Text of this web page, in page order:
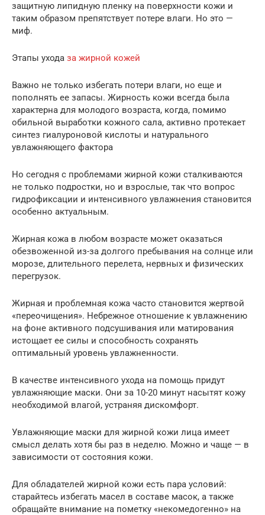
защитную липидную пленку на поверхности кожи и
таким образом препятствует потере влаги. Но это —
миф.
Этапы ухода за жирной кожей
Важно не только избегать потери влаги, но еще и
пополнять ее запасы. Жирность кожи всегда была
характерна для молодого возраста, когда, помимо
обильной выработки кожного сала, активно протекает
синтез гиалуроновой кислоты и натурального
увлажняющего фактора
Но сегодня с проблемами жирной кожи сталкиваются
не только подростки, но и взрослые, так что вопрос
гидрофиксации и интенсивного увлажнения становится
особенно актуальным.
Жирная кожа в любом возрасте может оказаться
обезвоженной из-за долгого пребывания на солнце или
морозе, длительного перелета, нервных и физических
перегрузок.
Жирная и проблемная кожа часто становится жертвой
«переочищения». Небрежное отношение к увлажнению
на фоне активного подсушивания или матирования
истощает ее силы и способность сохранять
оптимальный уровень увлажненности.
В качестве интенсивного ухода на помощь придут
увлажняющие маски. Они за 10-20 минут насытят кожу
необходимой влагой, устраняя дискомфорт.
Увлажняющие маски для жирной кожи лица имеет
смысл делать хотя бы раз в неделю. Можно и чаще — в
зависимости от состояния кожи.
Для обладателей жирной кожи есть пара условий:
старайтесь избегать масел в составе масок, а также
обращайте внимание на пометку «некомедогенно» на